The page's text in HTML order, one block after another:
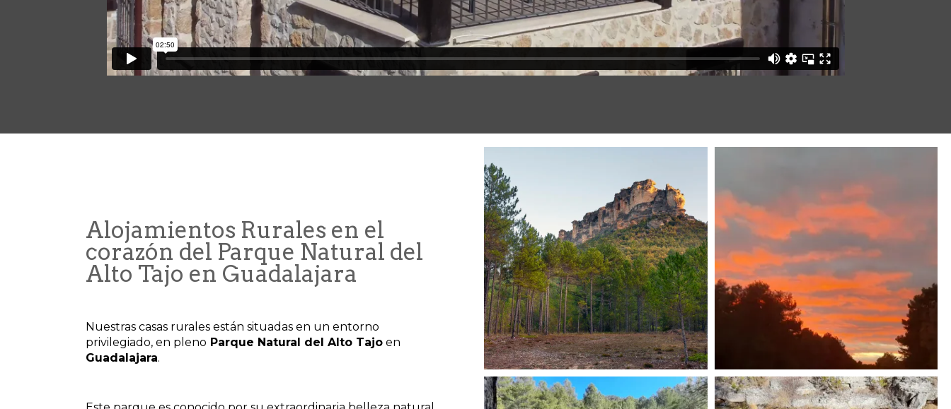
Alojamientos Rurales en el
corazón del Parque Natural del
Alto Tajo en Guadalajara
Nuestras casas rurales están situadas en un entorno
privilegiado, en pleno Parque Natural del Alto Tajo en
Guadalajara.